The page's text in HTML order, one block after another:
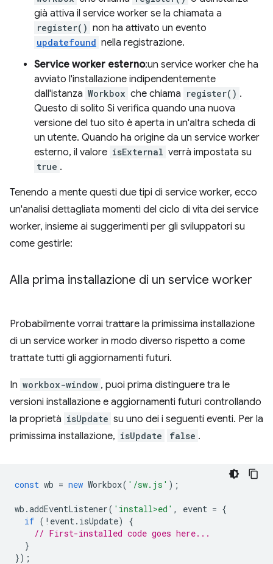
già attiva il service worker se la chiamata a
register() non ha attivato un evento
updatefound nella registrazione.
Service worker esterno:un service worker che ha
avviato l'installazione indipendentemente
dall'istanza Workbox che chiama register() .
Questo di solito Si verifica quando una nuova
versione del tuo sito è aperta in un'altra scheda di
un utente. Quando ha origine da un service worker
esterno, il valore isExternal verrà impostata su
true .
Tenendo a mente questi due tipi di service worker, ecco
un'analisi dettagliata momenti del ciclo di vita dei service
worker, insieme ai suggerimenti per gli sviluppatori su
come gestirle:
Alla prima installazione di un service worker
Probabilmente vorrai trattare la primissima installazione
di un service worker in modo diverso rispetto a come
trattate tutti gli aggiornamenti futuri.
In workbox-window , puoi prima distinguere tra le
versioni installazione e aggiornamenti futuri controllando
la proprietà isUpdate su uno dei i seguenti eventi. Per la
primissima installazione, isUpdate false .
const wb = new Workbox( '/sw.js' );
wb .addEventListener( 'install>ed' , event = {
if ( ! event. isUpdate)
{
// First-installed code goes here...
}
});